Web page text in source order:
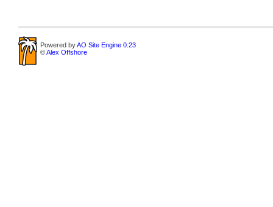
Powered byAO Site Engine 0.23
©Alex Offshore